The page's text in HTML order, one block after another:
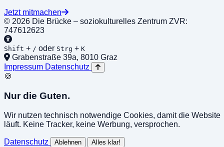
Jetzt mitmachen
© 2026 Die Brücke – soziokulturelles Zentrum ZVR:
747612623
Shift + / oder Strg + K
Grabenstraße 39a, 8010 Graz
Impressum Datenschutz
🍪
Nur die Guten.
Wir nutzen technisch notwendige Cookies, damit die Website
läuft. Keine Tracker, keine Werbung, versprochen.
Datenschutz Ablehnen Alles klar!